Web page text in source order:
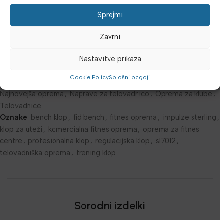
Sprejmi
Zavrni
Nastavitve prikaza
Cookie PolicySplošni pogoji
Dodatne podrobnosti
Impulze linija SL - Sterling, Klopi za bench
Najnovejša oprema , Naprave za telovadnico , Oprema za klube ,
Telovadnice
Oznake: bench klop , fid bench , fitnes oprema , impulze sterling ,
klop za uteži , komercialna fitnes oprema , oprema za fitnes
centre , profesionalna klop , regulacijska klop , sl7012 ,
telovadniška oprema , trening klop
Sorodni izdelki